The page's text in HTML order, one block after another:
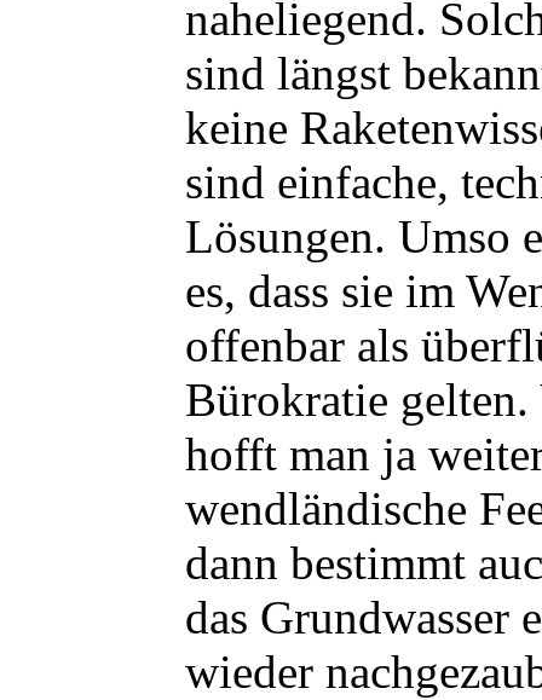
naheliegend.
sind längst
keine
sind einfache,
Lösungen. Umso
es, dass sie im
offenbar als
Bürokratie
hofft man ja
wendländische
dann bestimmt
das Grundwasser
wieder